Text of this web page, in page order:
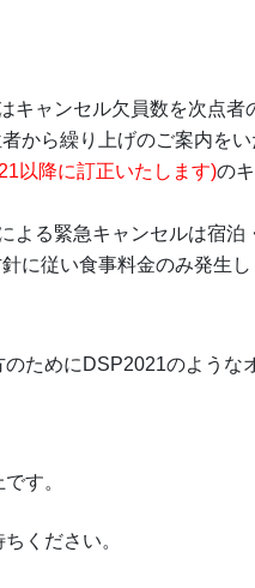
キャンセル欠員数を次点
から繰り上げのご案内を
以降に訂正いたします)の
よる緊急キャンセルは宿
に従い食事料金のみ発生
のためにDSP2021のよう
す。
ください。